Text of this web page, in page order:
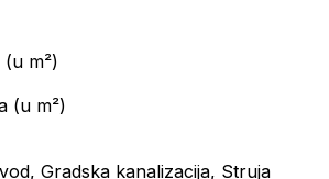
m²)
(u m²)
Gradska kanalizacija, Struja